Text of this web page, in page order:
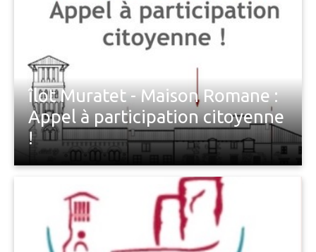
commissions extra-municipales ouvertes aux
habitants volontaires.
îlot Muratet - Maison Romane :
Appel à participation citoyenne
!